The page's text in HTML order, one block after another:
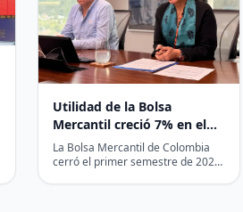
Utilidad de la Bolsa
Mercantil creció 7% en el
primer semestre de 2026
La Bolsa Mercantil de Colombia
cerró el primer semestre de 2026